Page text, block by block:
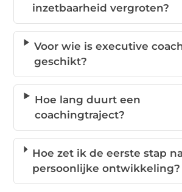
inzetbaarheid vergroten?
Voor wie is executive
geschikt?
Hoe lang duurt een
coachingtraject?
Hoe zet ik de eerste stap
persoonlijke ontwikkeling?